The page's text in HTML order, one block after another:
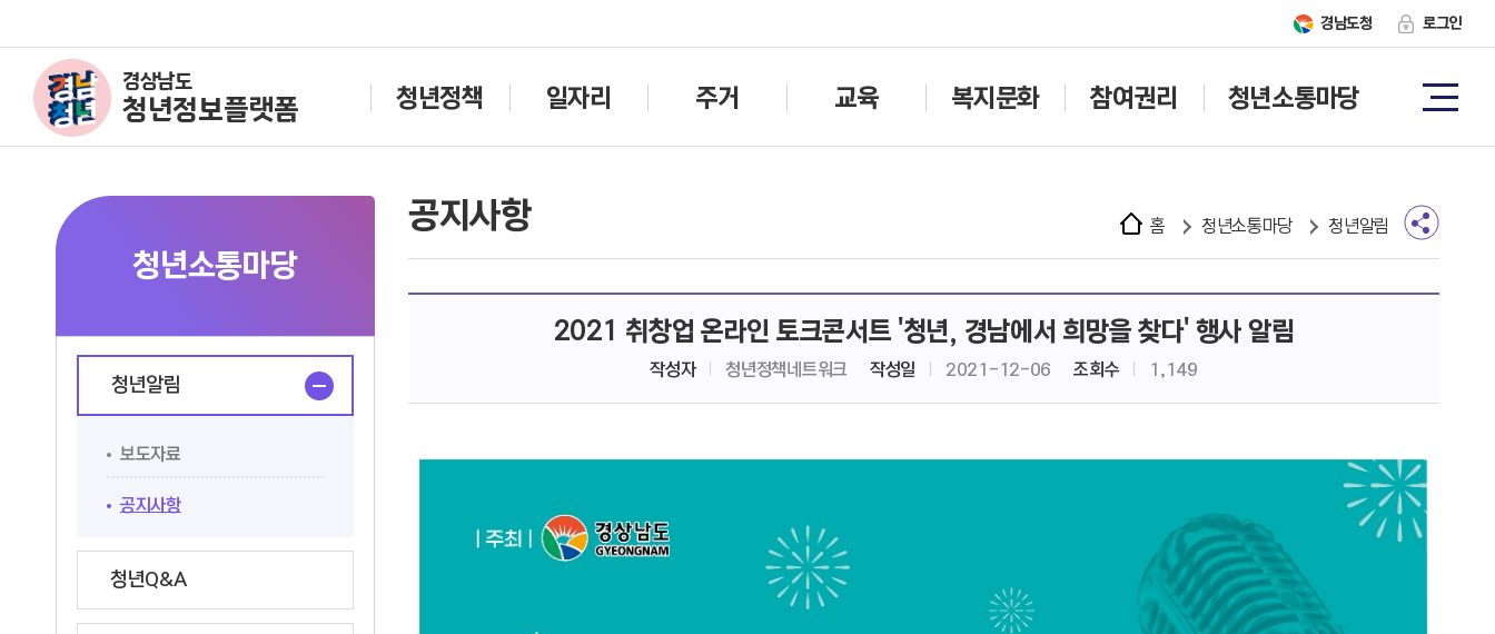
경남도청 로그인
경상남도
청년정보플랫폼 청년정책 일자리 주거 교육 복지문화 참여권리 청년소통마당
청년소통마당
청년알림
보도자료
공지사항
청년Q&A
공지사항 홈 청년소통마당 청년알림
2021 취창업 온라인 토크콘서트 '청년, 경남에서 희망을 찾다' 행사 알림
작성자 청년정책네트워크 작성일 2021-12-06 조회수 1,149